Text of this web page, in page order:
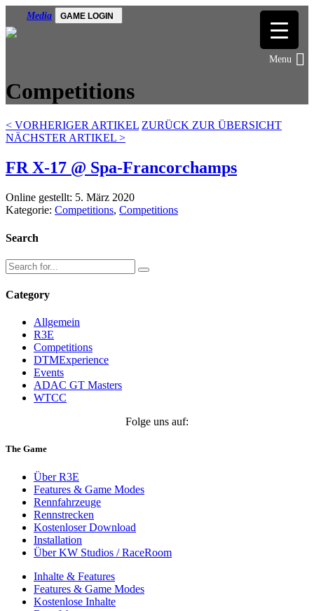
Media GAME LOGIN
Competitions
< VORHERIGER ARTIKEL ZURÜCK ZUR ÜBERSICHT
NÄCHSTER ARTIKEL >
FR X-17 @ Spa-Francorchamps
Online gestellt: 5. März 2020
Kategorie: Competitions, Competitions
Search
Category
Allgemein
R3E
Competitions
DTMExperience
Events
ADAC GT Masters
WTCC
Folge uns auf:
The Game
Über R3E
Features & Game Modes
Rennfahrzeuge
Rennstrecken
Kostenloser Download
Installation
Über KW Studios / RaceRoom
Inhalte & Features
Features & Game Modes
Kostenlose Inhalte